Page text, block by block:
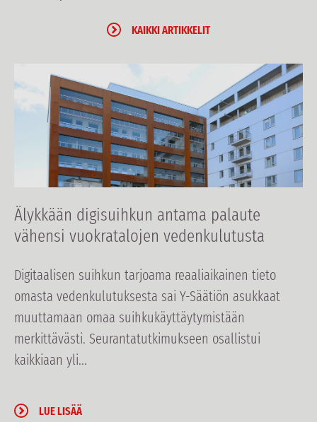
KAIKKI ARTIKKELIT
Älykkään digisuihkun antama palaute
vähensi vuokratalojen vedenkulutusta
Digitaalisen suihkun tarjoama reaaliaikainen tieto
omasta vedenkulutuksesta sai Y-Säätiön asukkaat
muuttamaan omaa suihkukäyttäytymistään
merkittävästi. Seurantatutkimukseen osallistui
kaikkiaan yli...
LUE LISÄÄ